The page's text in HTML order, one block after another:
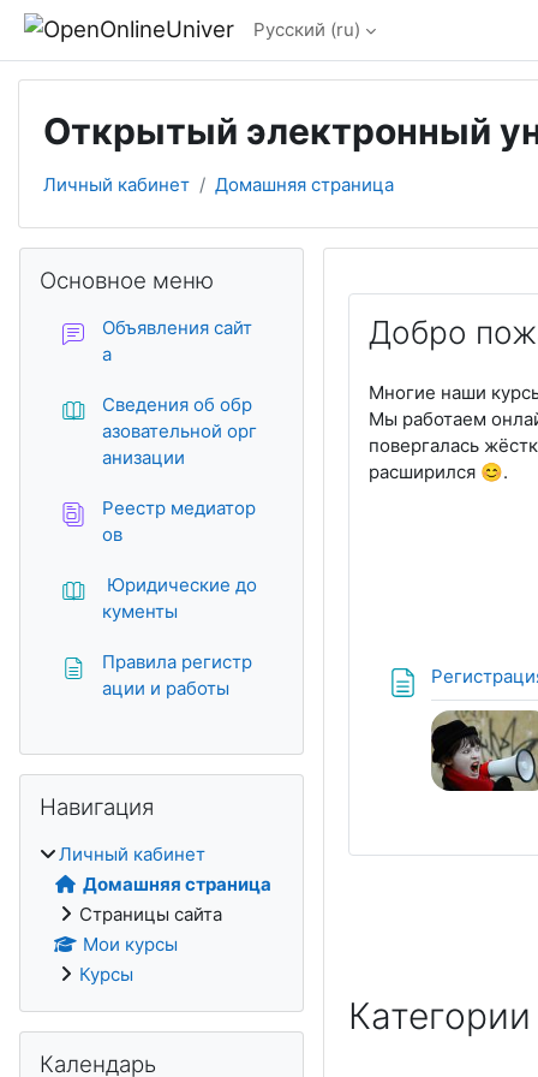
Перейти к основному содержанию
Русский ‎(ru)‎
Открытый электронный
Личный кабинет Домашняя страница
Добро
Многие наши
Мы работаем
повергалась
расширился 😊.
Блоки
Основное меню
Объявления сайт
аФорум
Сведения об обр
азовательной орг
анизации
Реестр медиатор
овБаза данных
Юридические до
кументы
Правила регистр
ации и работы
Навигация
Личный кабинет
Домашняя страница
Страницы сайта
Мои курсы
Курсы
Календарь